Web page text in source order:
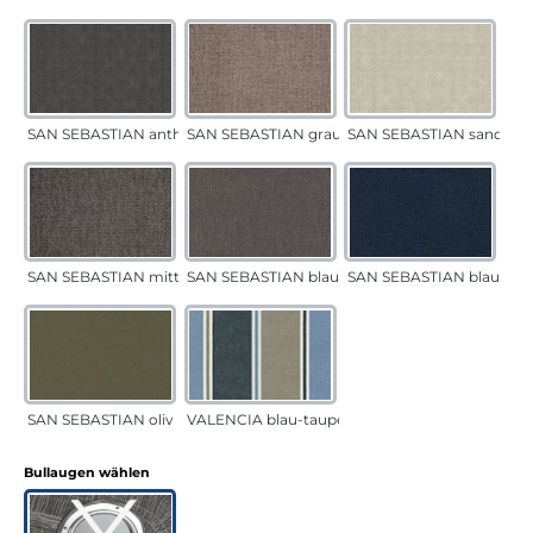
SAN SEBASTIAN anthrazitSAN SEBASTIAN grau-sandSAN SEBASTIAN sand
SAN SEBASTIAN mittelgrauSAN SEBASTIAN blau-sandSAN SEBASTIAN blau
SAN SEBASTIAN oliv VALENCIA blau-taupe
Bullaugen wählen